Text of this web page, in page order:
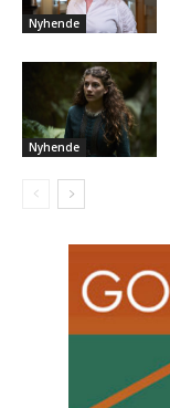
Nyhende
Nyhende